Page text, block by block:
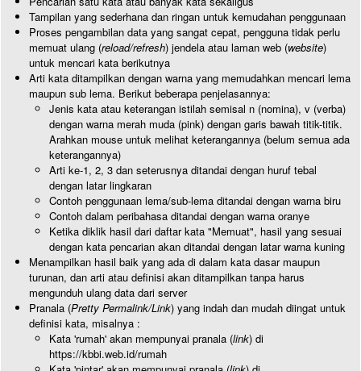
Tampilan yang sederhana dan ringan untuk kemudahan penggunaan
Proses pengambilan data yang sangat cepat, pengguna tidak perlu
memuat ulang (reload/refresh) jendela atau laman web (website)
untuk mencari kata berikutnya
Arti kata ditampilkan dengan warna yang memudahkan mencari lema
maupun sub lema. Berikut beberapa penjelasannya:
Jenis kata atau keterangan istilah semisal n (nomina), v (verba)
dengan warna merah muda (pink) dengan garis bawah titik-titik.
Arahkan mouse untuk melihat keterangannya (belum semua ada
keterangannya)
Arti ke-1, 2, 3 dan seterusnya ditandai dengan huruf tebal
dengan latar lingkaran
Contoh penggunaan lema/sub-lema ditandai dengan warna biru
Contoh dalam peribahasa ditandai dengan warna oranye
Ketika diklik hasil dari daftar kata "Memuat", hasil yang sesuai
dengan kata pencarian akan ditandai dengan latar warna kuning
Menampilkan hasil baik yang ada di dalam kata dasar maupun
turunan, dan arti atau definisi akan ditampilkan tanpa harus
mengunduh ulang data dari server
Pranala (Pretty Permalink/Link) yang indah dan mudah diingat untuk
definisi kata, misalnya :
Kata 'rumah' akan mempunyai pranala (link) di
https://kbbi.web.id/rumah